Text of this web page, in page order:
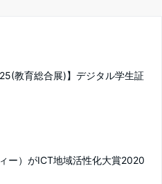
教育総合展)】デジタル学生証
ー）がICT地域活性化大賞2020